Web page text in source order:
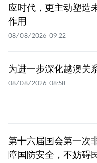
应时代，更主动塑造
作用
08/08/2026 09:22
为进一步深化越澳关
08/08/2026 08:58
第十六届国会第一次
障国防安全，不妨碍